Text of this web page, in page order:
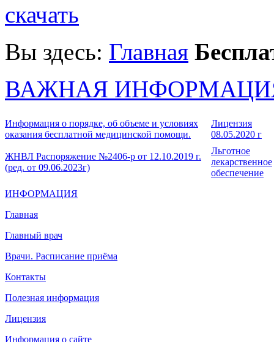
скачать
Вы здесь: Главная
ВАЖНАЯ
Информация о порядке, об объеме и условиях
оказания бесплатной медицинской помощи.
Лицензия
08.05.2020 г
ЖНВЛ Распоряжение №2406-р от 12.10.2019 г.
(ред. от 09.06.2023г)
Льготное
лекарственное
обеспечение
ИНФОРМАЦИЯ
Главная
Главный врач
Врачи. Расписание приёма
Контакты
Полезная информация
Лицензия
Информация о сайте